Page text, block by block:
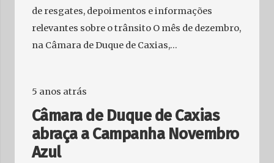
de resgates, depoimentos e informações
relevantes sobre o trânsito O mês de dezembro,
na Câmara de Duque de Caxias,…
5 anos atrás
Câmara de Duque de Caxias
abraça a Campanha Novembro
Azul